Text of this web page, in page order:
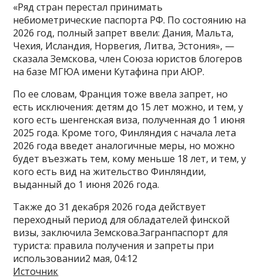
«Ряд стран перестал принимать
небиометрические паспорта РФ. По состоянию на
2026 год, полный запрет ввели: Дания, Мальта,
Чехия, Исландия, Норвегия, Литва, Эстония», —
сказала Земскова, член Союза юристов блогеров
на базе МГЮА имени Кутафина при АЮР.
По ее словам, Франция тоже ввела запрет, но
есть исключения: детям до 15 лет можно, и тем, у
кого есть шенгенская виза, полученная до 1 июня
2025 года. Кроме того, Финляндия с начала лета
2026 года введет аналогичные меры, но можно
будет въезжать тем, кому меньше 18 лет, и тем, у
кого есть вид на жительство Финляндии,
выданный до 1 июня 2026 года.
Также до 31 декабря 2026 года действует
переходный период для обладателей финской
визы, заключила Земскова.Загранпаспорт для
туриста: правила получения и запреты при
использовании2 мая, 04:12
Источник